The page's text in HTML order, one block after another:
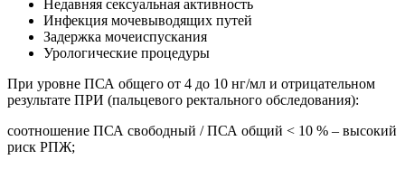
Недавняя сексуальная активность
Инфекция мочевыводящих путей
Задержка мочеиспускания
Урологические процедуры
При уровне ПСА общего от 4 до 10 нг/мл и отрицательном
результате ПРИ (пальцевого ректального обследования):
соотношение ПСА свободный / ПСА общий < 10 % – высокий
риск РПЖ;